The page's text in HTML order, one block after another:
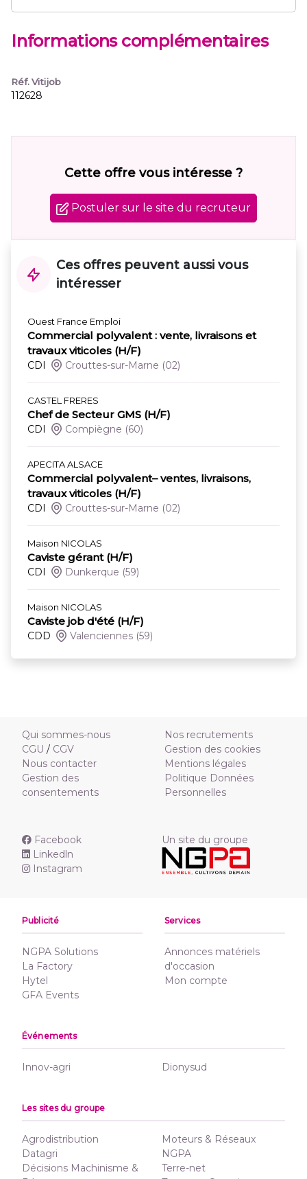
Informations complémentaires
Réf. Vitijob
112628
Cette offre vous intéresse ?
Postuler sur le site du recruteur
Ces offres peuvent aussi vous
intéresser
Ouest France Emploi
Commercial polyvalent : vente, livraisons et
travaux viticoles (H/F)
CDI Crouttes-sur-Marne (02)
CASTEL FRERES
Chef de Secteur GMS (H/F)
CDI Compiègne (60)
APECITA ALSACE
Commercial polyvalent– ventes, livraisons,
travaux viticoles (H/F)
CDI Crouttes-sur-Marne (02)
Maison NICOLAS
Caviste gérant (H/F)
CDI Dunkerque (59)
Maison NICOLAS
Caviste job d'été (H/F)
CDD Valenciennes (59)
Qui sommes-nous
CGU / CGV
Nous contacter
Gestion des
consentements
Nos recrutements
Gestion des cookies
Mentions légales
Politique Données
Personnelles
Facebook
Linkedln
Instagram
Un site du groupe
Publicité
NGPA Solutions
La Factory
Hytel
GFA Events
Services
Annonces matériels
d'occasion
Mon compte
Événements
Innov-agri Dionysud
Les sites du groupe
Agrodistribution
Datagri
Décisions Machinisme &
Moteurs & Réseaux
NGPA
Terre-net